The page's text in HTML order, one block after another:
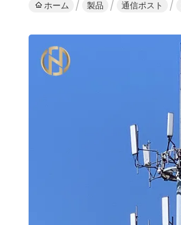
ホーム 製品 通信ポスト